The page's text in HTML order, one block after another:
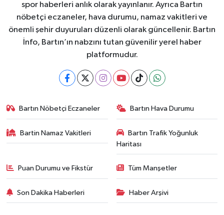
spor haberleri anlık olarak yayınlanır. Ayrıca Bartın
nöbetçi eczaneler, hava durumu, namaz vakitleri ve
önemli şehir duyuruları düzenli olarak güncellenir. Bartın
İnfo, Bartın’ın nabzını tutan güvenilir yerel haber
platformudur.
Bartın Nöbetçi Eczaneler Bartın Hava Durumu
Bartin Namaz Vakitleri
Bartın Trafik Yoğunluk
Haritası
Puan Durumu ve Fikstür Tüm Manşetler
Son Dakika Haberleri Haber Arşivi